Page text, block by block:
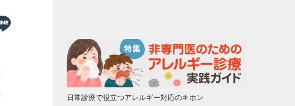
日常診療で役立つアレルギー対応のキホン